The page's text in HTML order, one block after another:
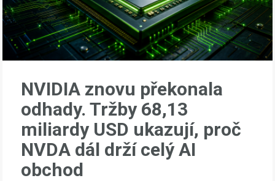
NVIDIA znovu překonala
odhady. Tržby 68,13
miliardy USD ukazují, proč
NVDA dál drží celý AI
obchod